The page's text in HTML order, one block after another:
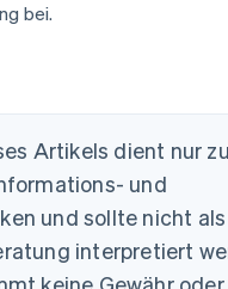
bei.
Artikels dient nur zu
und
und sollte nicht
interpretiert
DeutschEnglish